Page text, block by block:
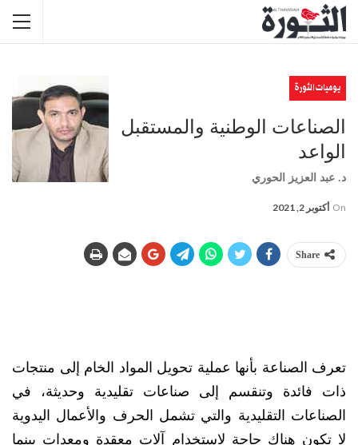
يوميات الثورة
الصناعات الوطنية والمستقبل
الواعد
د. عبد العزيز الحوري
On أكتوبر 2, 2021
Share
تعرف الصناعة بأنها عملية تحويل المواد الخام إلى منتجات
ذات فائدة وتنقسم إلى صناعات تقليدية وحديثة، في
الصناعات التقليدية والتي تشمل الحرف والأعمال اليدوية
لا تكون هناك حاجة لاستخدام آلات معقدة ومعدات بينما